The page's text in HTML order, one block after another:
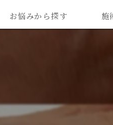
お悩みから探す 施